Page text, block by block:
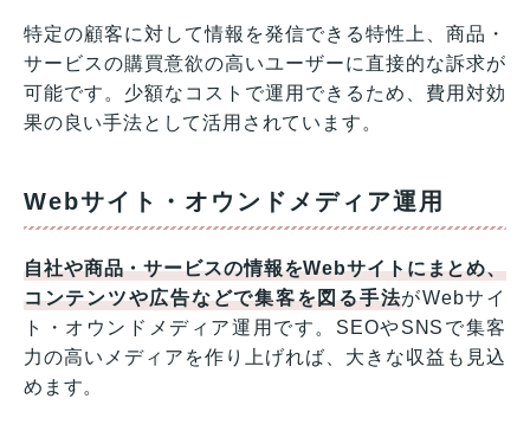
特定の顧客に対して情報を発信できる特性上、商品・
サービスの購買意欲の高いユーザーに直接的な訴求が
可能です。少額なコストで運用できるため、費用対効
果の良い手法として活用されています。
Webサイト・オウンドメディア運用
自社や商品・サービスの情報をWebサイトにまとめ、
コンテンツや広告などで集客を図る手法がWebサイ
ト・オウンドメディア運用です。SEOやSNSで集客
力の高いメディアを作り上げれば、大きな収益も見込
めます。